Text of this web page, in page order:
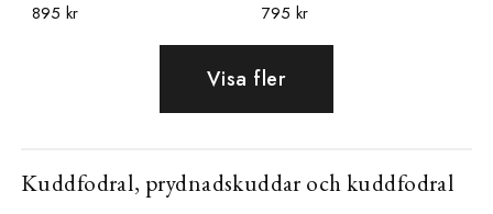
895 kr 795 kr
Visa fler
Kuddfodral, prydnadskuddar och kuddfodral